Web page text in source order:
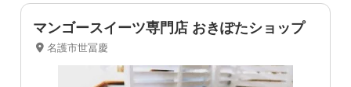
マンゴースイーツ専門店 おきぽたショップ
名護市世冨慶